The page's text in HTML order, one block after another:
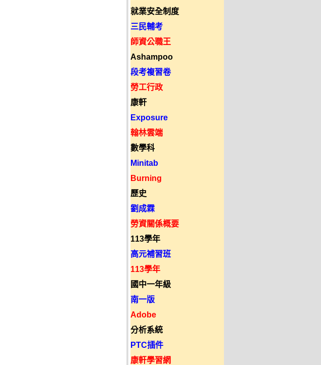
就業安全制度
三民輔考
師資公職王
Ashampoo
段考複習卷
勞工行政
康軒
Exposure
翰林雲端
數學科
Minitab
Burning
歷史
劉成霖
勞資關係概要
113學年
高元補習班
113學年
國中一年級
南一版
Adobe
分析系統
PTC插件
康軒學習網